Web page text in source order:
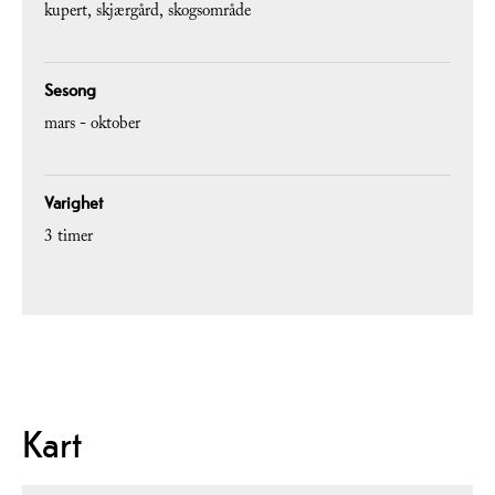
kupert skjærgård skogsområde
Sesong
mars - oktober
Varighet
3 timer
Kart